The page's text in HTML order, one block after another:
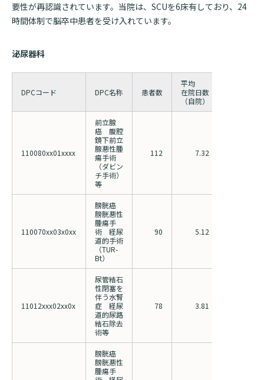
要性が再認識されています。当院は、SCUを6床有しており、24
時間体制で脳卒中患者を受け入れています。
泌尿器科
DPCコード DPC名称 患者数
平均
在院日数
（自院）
110080xx01xxxx
前立腺
癌 腹腔
鏡下前立
腺悪性腫
瘍手術
（ダビン
チ手術）
等
112 7.32
110070xx03x0xx
膀胱癌
膀胱悪性
腫瘍手
術 経尿
道的手術
（TUR-
Bt）
90 5.12
11012xxx02xx0x
尿管結石
性閉塞を
伴う水腎
症 経尿
道的尿路
結石除去
術等
78 3.81
膀胱癌
膀胱悪性
腫瘍手